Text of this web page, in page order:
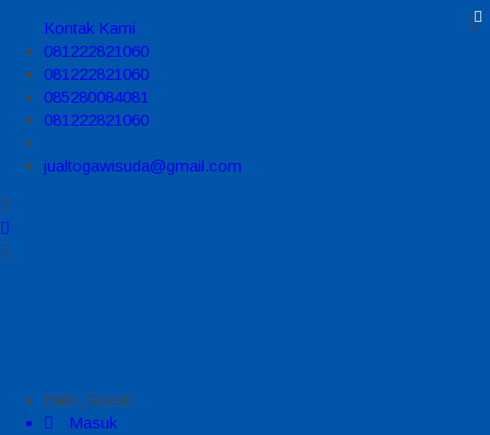
Kontak Kami
081222821060
081222821060
085280084081
081222821060
jualtogawisuda@gmail.com
Halo, Guest!
Masuk